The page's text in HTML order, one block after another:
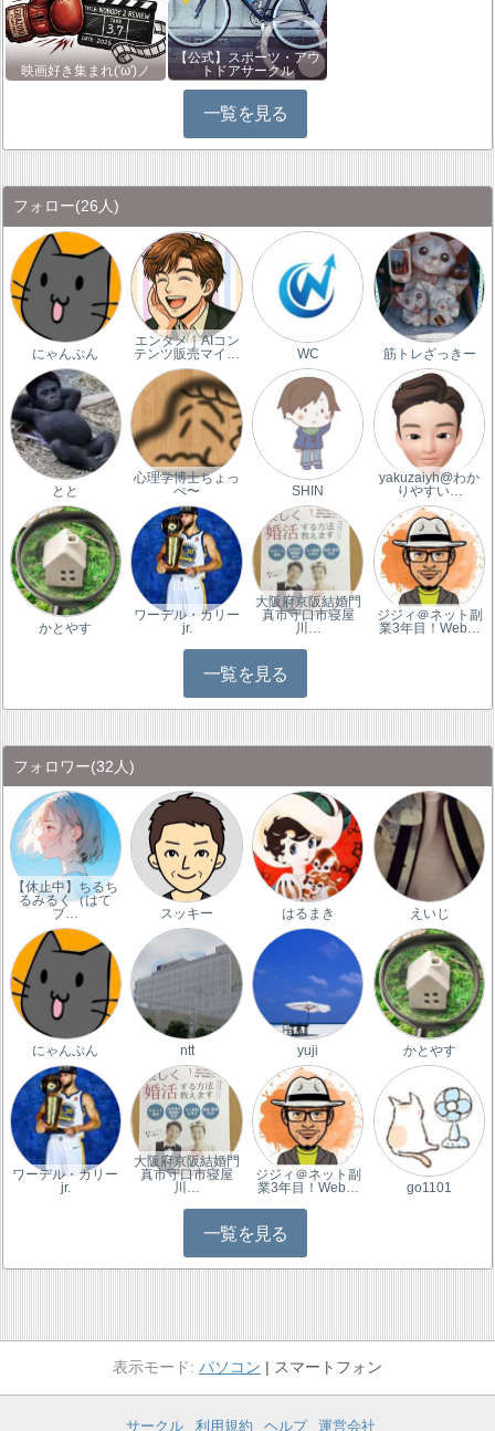
映画好き集まれ('ω')ノ
【公式】スポーツ・アウ
トドアサークル
一覧を見る
フォロー(26人)
にゃんぷん
エンタメ｜AIコン
テンツ販売マイ…
WC 筋トレざっきー
とと
心理学博士ちょっ
ぺ〜
SHIN
yakuzaiyh@わか
りやすい…
かとやす
ワーデル・カリー
jr.
大阪府京阪結婚門
真市守口市寝屋
川…
ジジィ＠ネット副
業3年目！Web…
一覧を見る
フォロワー(32人)
【休止中】ちるち
るみるく（はて
ブ…
スッキー はるまき えいじ
にゃんぷん ntt yuji かとやす
ワーデル・カリー
jr.
大阪府京阪結婚門
真市守口市寝屋
川…
ジジィ＠ネット副
業3年目！Web…
go1101
一覧を見る
パソコン スマートフォン
サークル 利用規約 ヘルプ 運営会社